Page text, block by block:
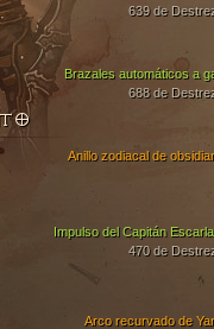
639 de
Brazales automáticos a
688 de
Impulso del Capitán
470 de
Arco recurvado de
Anillo zodiacal de